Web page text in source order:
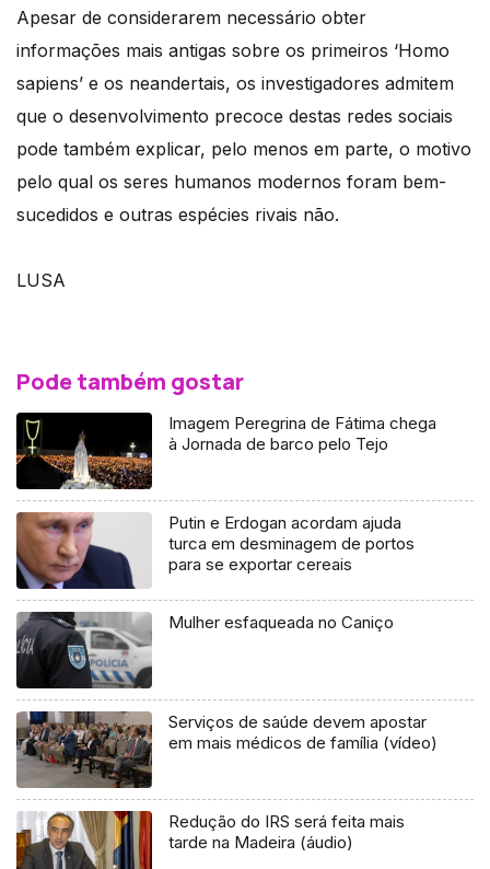
Apesar de considerarem necessário obter
informações mais antigas sobre os primeiros ‘Homo
sapiens’ e os neandertais, os investigadores admitem
que o desenvolvimento precoce destas redes sociais
pode também explicar, pelo menos em parte, o motivo
pelo qual os seres humanos modernos foram bem-
sucedidos e outras espécies rivais não.
LUSA
Pode também gostar
Imagem Peregrina de Fátima chega
à Jornada de barco pelo Tejo
Putin e Erdogan acordam ajuda
turca em desminagem de portos
para se exportar cereais
Mulher esfaqueada no Caniço
Serviços de saúde devem apostar
em mais médicos de família (vídeo)
Redução do IRS será feita mais
tarde na Madeira (áudio)